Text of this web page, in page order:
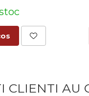
CLIENTI AU